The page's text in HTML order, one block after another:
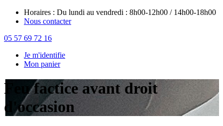
Horaires : Du lundi au vendredi : 8h00-12h00 / 14h00-18h00
Nous contacter
05 57 69 72 16
Je m'identifie
Mon panier
Feu factice avant droit
d'occasion